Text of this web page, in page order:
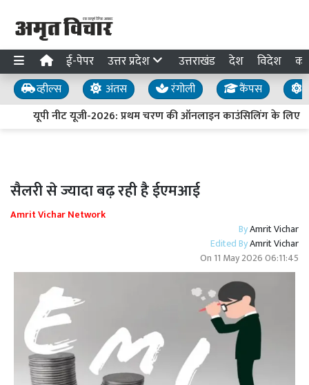
ई-पेपर उत्तर प्रदेश उत्तराखंड देश विदेश
व्हील्स अंतस रंगोली कैंपस
यूपी नीट यूजी-2026: प्रथम चरण की ऑनलाइन काउंसिलिंग के लिए
सैलरी से ज्यादा बढ़ रही है ईएमआई
Amrit Vichar Network
ByAmrit Vichar
Edited ByAmrit Vichar
On 11 May 2026 06:11:45